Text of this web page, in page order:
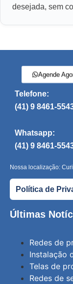
desejada, sem
Agende
Telefone:
(41) 9 8461-
Whatsapp:
(41) 9 8461-
Nossa localização:
Política de
Últimas
Redes de
Instalação
Telas de
Redes de